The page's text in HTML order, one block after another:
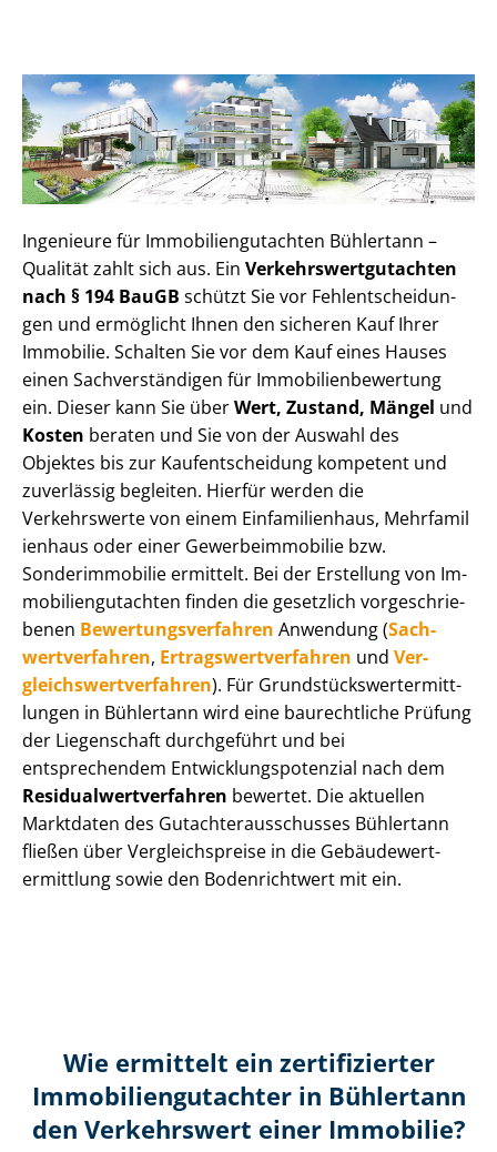
Ingenieure für Im­mo­bi­li­en­gut­ach­ten Bühlertann –
Qualität zahlt sich aus. Ein Ver­kehrs­wert­gut­ach­ten
nach § 194 BauGB schützt Sie vor Fehl­ent­schei­dun­
gen und ermöglicht Ihnen den sicheren Kauf Ihrer
Immobilie. Schalten Sie vor dem Kauf eines Hauses
einen Sach­ver­stän­di­gen für Im­mo­bi­li­en­be­wer­tung
ein. Dieser kann Sie überWert, Zustand, Mängel und
Kosten beraten und Sie von der Auswahl des
Objektes bis zur Kauf­ent­schei­dung kompetent und
zuverlässig begleiten. Hierfür werden die
Verkehrswerte von einem Einfamilienhaus, Mehr­fa­mi­l
i­en­haus oder einer Ge­wer­be­im­mo­bi­lie bzw.
Sonderimmobilie ermittelt. Bei der Erstellung von Im­
mo­bi­li­en­gut­ach­ten finden die gesetzlich vor­ge­schrie­
be­nen Be­wer­tungs­ver­fah­ren Anwendung (Sach­
wert­ver­fah­ren, Er­trags­wert­ver­fah­ren und Ver­
gleichs­wert­ver­fah­ren). Für Grund­stücks­wert­ermitt­
lun­gen in Bühlertann wird eine baurechtliche Prüfung
der Liegenschaft durchgeführt und bei
entsprechendem Ent­wick­lungs­po­ten­zi­al nach dem
Re­si­du­al­wert­ver­fah­ren bewertet. Die aktuellen
Marktdaten des Gut­ach­ter­aus­schus­ses Bühlertann
fließen über Ver­gleichs­prei­se in die Ge­bäu­de­wert­
ermitt­lung sowie den Bodenrichtwert mit ein.
Wie ermittelt ein zertifizierter
Immobilien­gutachter in Bühlertann
den Verkehrswert einer Immobilie?